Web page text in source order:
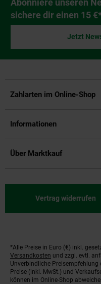
sichere dir einen 15
Jetzt
Zahlarten im Online-Shop
Informationen
Über Marktkauf
Vertrag widerrufen
Fußnoten
*Alle Preise in Euro (€) inkl.
Versandkosten und zzgl. evtl.
Unverbindliche Preisempfehlung
Preise (inkl. MwSt.) und
können im Online-Shop